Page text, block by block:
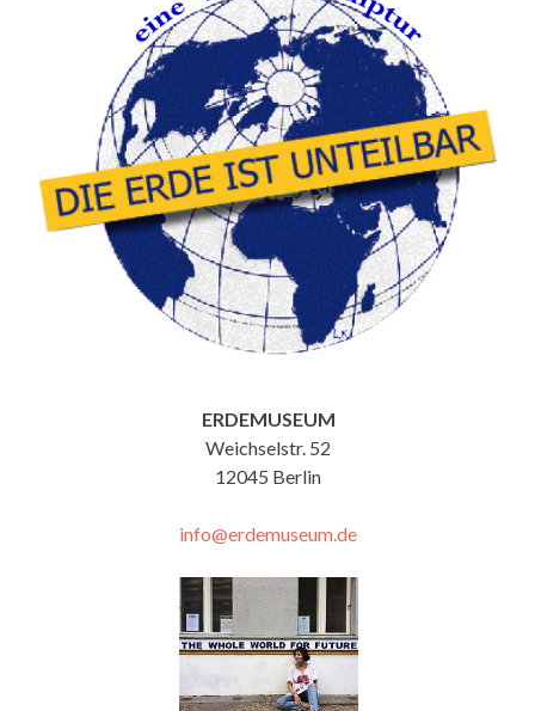
ERDEMUSEUM
Weichselstr. 52
12045 Berlin
info@erdemuseum.de